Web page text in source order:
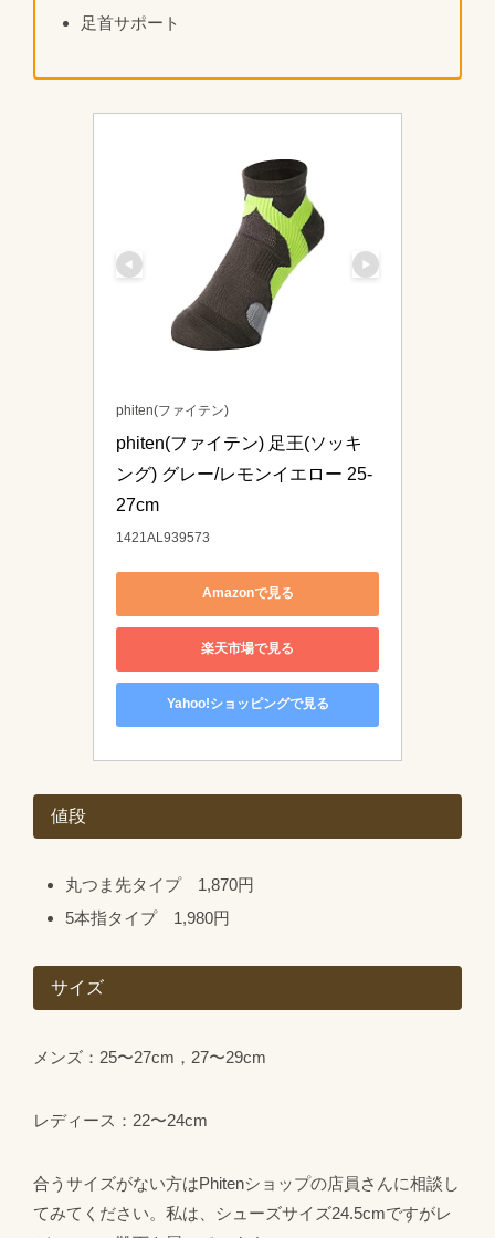
足首サポート
phiten(ファイテン)
phiten(ファイテン) 足王(ソッキ
ング) グレー/レモンイエロー 25-
27cm
1421AL939573
Amazonで見る
楽天市場で見る
Yahoo!ショッピングで見る
値段
丸つま先タイプ 1,870円
5本指タイプ 1,980円
サイズ
メンズ：25〜27cm，27〜29cm
レディース：22〜24cm
合うサイズがない方はPhitenショップの店員さんに相談し
てみてください。私は、シューズサイズ24.5cmですがレ